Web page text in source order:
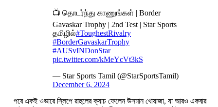
📺 தொடர்ந்து காணுங்கள் | Border
Gavaskar Trophy | 2nd Test | Star Sports
தமிழில்#ToughestRivalry
#BorderGavaskarTrophy
#AUSvINDonStar
pic.twitter.com/kMeYcVt3kS
— Star Sports Tamil (@StarSportsTamil)
December 6, 2024
পরে একই ওভারে স্লিপে রাহুলের ক্যাচ ফেলেন উসমান খোয়াজা, যা আরও একবার